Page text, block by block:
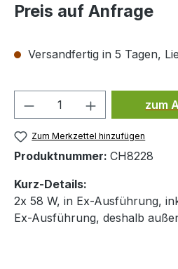
Preis auf Anfrage
Versandfertig in 5 Tagen,
Produkt
zum
Zum Merkzettel hinzufügen
Produktnummer: CH8228
Kurz-Details:
2x 58 W, in Ex-Ausführung,
Ex-Ausführung, deshalb